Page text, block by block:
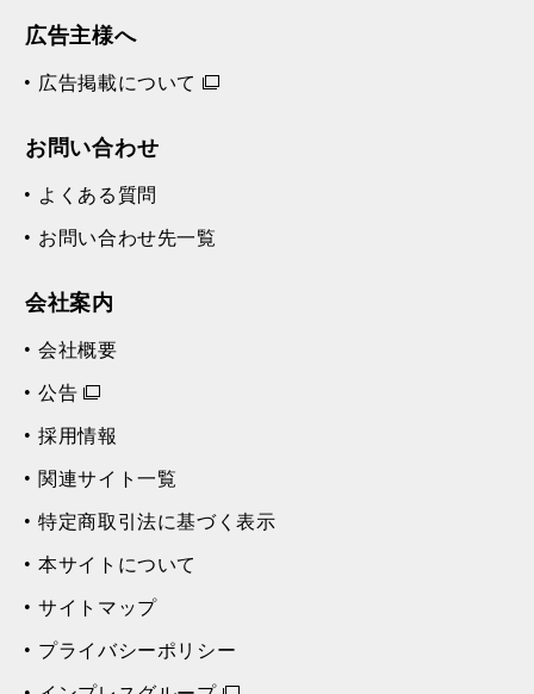
広告主様へ
広告掲載について
お問い合わせ
よくある質問
お問い合わせ先一覧
会社案内
会社概要
公告
採用情報
関連サイト一覧
特定商取引法に基づく表示
本サイトについて
サイトマップ
プライバシーポリシー